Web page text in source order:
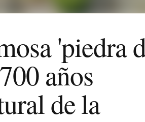
'piedra
años
de la